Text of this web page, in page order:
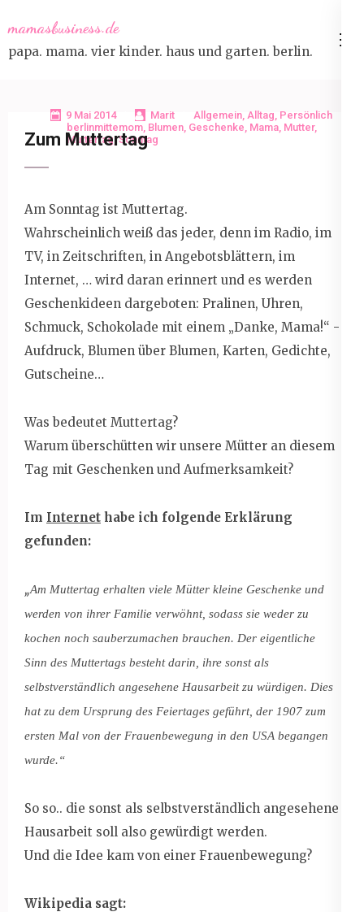
to
content
mamasbusiness.de
papa. mama. vier kinder. haus und garten. berlin.
9 Mai 2014 Marit Allgemein, Alltag, Persönlich
berlinmittemom, Blumen, Geschenke, Mama, Mutter,
Muttertag,Sonntag
Zum Muttertag
Am Sonntag ist Muttertag.
Wahrscheinlich weiß das jeder, denn im Radio, im
TV, in Zeitschriften, in Angebotsblättern, im
Internet, … wird daran erinnert und es werden
Geschenkideen dargeboten: Pralinen, Uhren,
Schmuck, Schokolade mit einem „Danke, Mama!“ -
Aufdruck, Blumen über Blumen, Karten, Gedichte,
Gutscheine…
Was bedeutet Muttertag?
Warum überschütten wir unsere Mütter an diesem
Tag mit Geschenken und Aufmerksamkeit?
Im Internet habe ich folgende Erklärung
gefunden:
„Am Muttertag erhalten viele Mütter kleine Geschenke und
werden von ihrer Familie verwöhnt, sodass sie weder zu
kochen noch sauberzumachen brauchen. Der eigentliche
Sinn des Muttertags besteht darin, ihre sonst als
selbstverständlich angesehene Hausarbeit zu würdigen. Dies
hat zu dem Ursprung des Feiertages geführt, der 1907 zum
ersten Mal von der Frauenbewegung in den USA begangen
wurde.“
So so.. die sonst als selbstverständlich angesehene
Hausarbeit soll also gewürdigt werden.
Und die Idee kam von einer Frauenbewegung?
Wikipedia sagt: